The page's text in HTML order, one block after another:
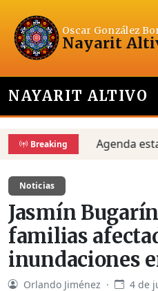
Oscar González
Nayarit
NAYARIT ALTIVO
Breaking Agenda
Noticias
Jasmín
familias
inundaciones
Orlando Jiménez · 4 de